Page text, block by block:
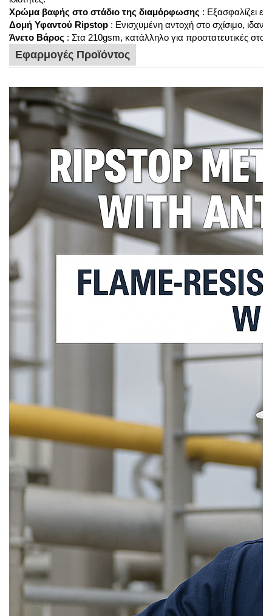
Χρώμα βαφής στο στάδιο της διαμόρφωσης : Εξασφαλίζει
Δομή Υφαντού Ripstop : Ενισχυμένη αντοχή στο σχίσιμο,
Άνετο Βάρος : Στα 210gsm, κατάλληλο για προστατευτικές
Εφαρμογές Προϊόντος